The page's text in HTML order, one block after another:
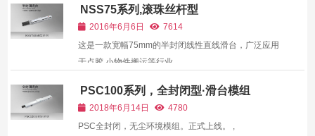
NSS75系列,滚珠丝杆型
2016年6月6日
7614
这是一款宽幅75mm的半封闭线性直线滑台，广泛应用
于点胶,小物件搬运等行业。 ,
PSC100系列，全封闭型·滑台模组
2018年6月14日
4780
PSC全封闭，无尘环境模组。正式上线。 ,